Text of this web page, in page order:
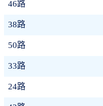
46路
38路
50路
33路
24路